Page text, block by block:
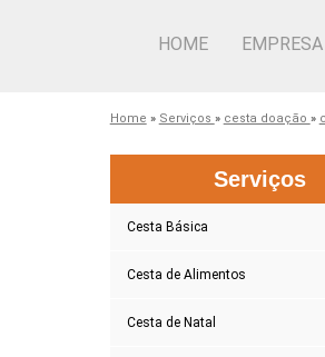
HOME EMPRESA
Home » Serviços » cesta doação »
Serviços
Cesta Básica
Cesta de Alimentos
Cesta de Natal